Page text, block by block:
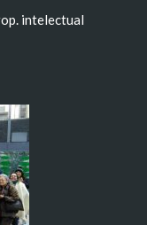
intelectual